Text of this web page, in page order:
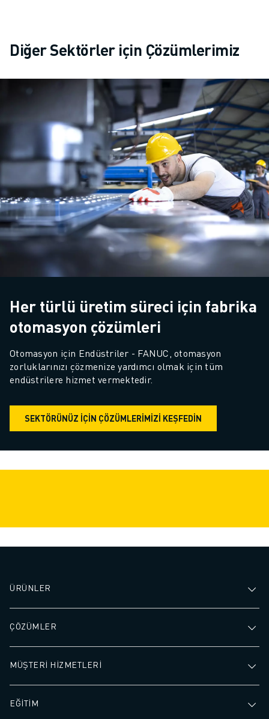
Diğer Sektörler için Çözümlerimiz
Her türlü üretim süreci için fabrika
otomasyon çözümleri
Otomasyon için Endüstriler - FANUC, otomasyon
zorluklarınızı çözmenize yardımcı olmak için tüm
endüstrilere hizmet vermektedir.
SEKTÖRÜNÜZ IÇIN ÇÖZÜMLERIMIZI KEŞFEDIN
ÜRÜNLER
ÇÖZÜMLER
MÜŞTERİ HİZMETLERİ
EĞİTİM